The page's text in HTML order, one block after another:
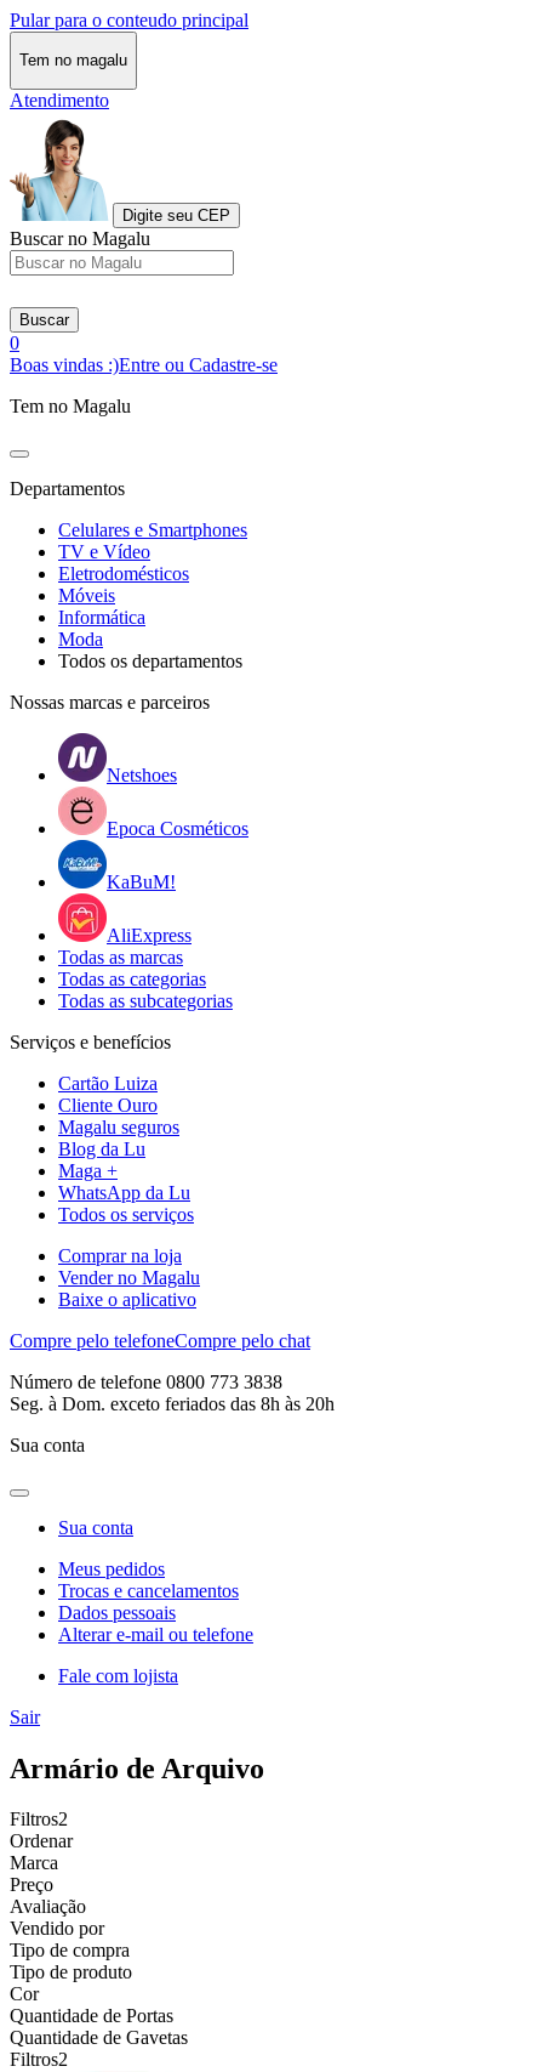
Pular para o conteudo principal
Tem no magalu
Atendimento
Digite seu CEP
Buscar no Magalu
Buscar
0
Boas vindas :)Entre ou Cadastre-se
Tem no Magalu
Departamentos
Celulares e Smartphones
TV e Vídeo
Eletrodomésticos
Móveis
Informática
Moda
Todos os departamentos
Nossas marcas e parceiros
Netshoes
Epoca Cosméticos
KaBuM!
AliExpress
Todas as marcas
Todas as categorias
Todas as subcategorias
Serviços e benefícios
Cartão Luiza
Cliente Ouro
Magalu seguros
Blog da Lu
Maga +
WhatsApp da Lu
Todos os serviços
Comprar na loja
Vender no Magalu
Baixe o aplicativo
Compre pelo telefoneCompre pelo chat
Número de telefone 0800 773 3838
Seg. à Dom. exceto feriados das 8h às 20h
Sua conta
Sua conta
Meus pedidos
Trocas e cancelamentos
Dados pessoais
Alterar e-mail ou telefone
Fale com lojista
Sair
Armário de Arquivo
Filtros2
Ordenar
Marca
Preço
Avaliação
Vendido por
Tipo de compra
Tipo de produto
Cor
Quantidade de Portas
Quantidade de Gavetas
Filtros2